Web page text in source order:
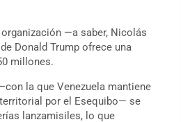
—a saber, Nicolás
Donald Trump ofrece una
millones.
la que Venezuela mantiene
por el Esequibo— se
lanzamisiles, lo que